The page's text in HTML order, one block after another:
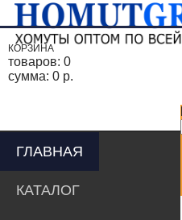
КОРЗИНА
товаров: 0
сумма: 0 р.
ГЛАВНАЯ
КАТАЛОГ